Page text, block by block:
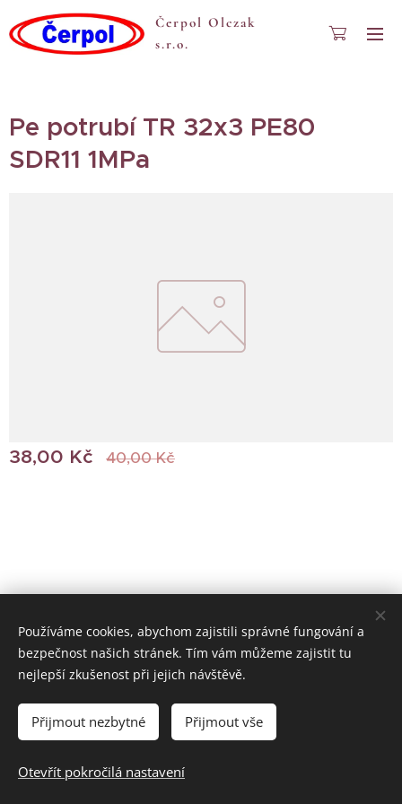
Čerpol Olczak
s.r.o.
Pe potrubí TR 32x3 PE80
SDR11 1MPa
38,00 Kč 40,00Kč
Do košíku
© 2022 Všechna práva vyhrazena
Používáme cookies, abychom zajistili správné fungování a
bezpečnost našich stránek. Tím vám můžeme zajistit tu
nejlepší zkušenost při jejich návštěvě.
Přijmout nezbytné Přijmout vše
Otevřít pokročilá nastavení